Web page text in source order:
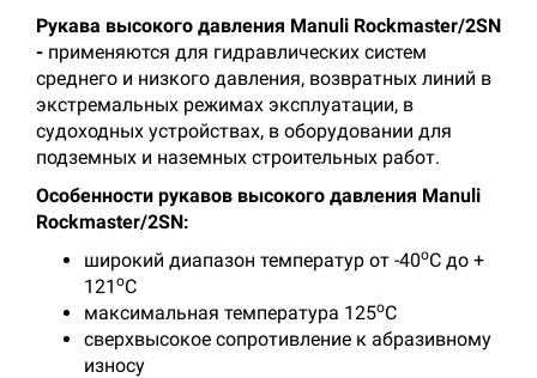
Рукава высокого давления Manuli Rockmaster/2SN
- применяются для гидравлических систем
среднего и низкого давления, возвратных линий в
экстремальных режимах эксплуатации, в
судоходных устройствах, в оборудовании для
подземных и наземных строительных работ.
Особенности рукавов высокого давления Manuli
Rockmaster/2SN:
широкий диапазон температур от -40оС до +
121 оС
максимальная температура 125оС
сверхвысокое сопротивление к абразивному
износу